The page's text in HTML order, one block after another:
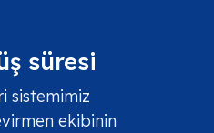
süresi
sistemimiz
ekibinin